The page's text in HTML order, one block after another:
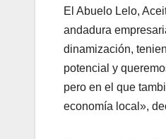
El Abuelo Lelo,
andadura
dinamización,
potencial y
pero en el que
economía local»,